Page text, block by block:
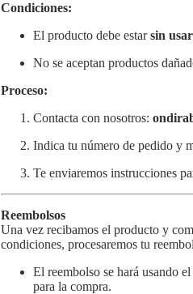
Condiciones:
El producto debe estarsin usar
No se aceptan productos
Proceso:
Contacta con nosotros:
Indica tu número de pedido y
Te enviaremos instrucciones
Reembolsos
Una vez recibamos el producto y
condiciones, procesaremos tu
El reembolso se hará usando
para la compra.